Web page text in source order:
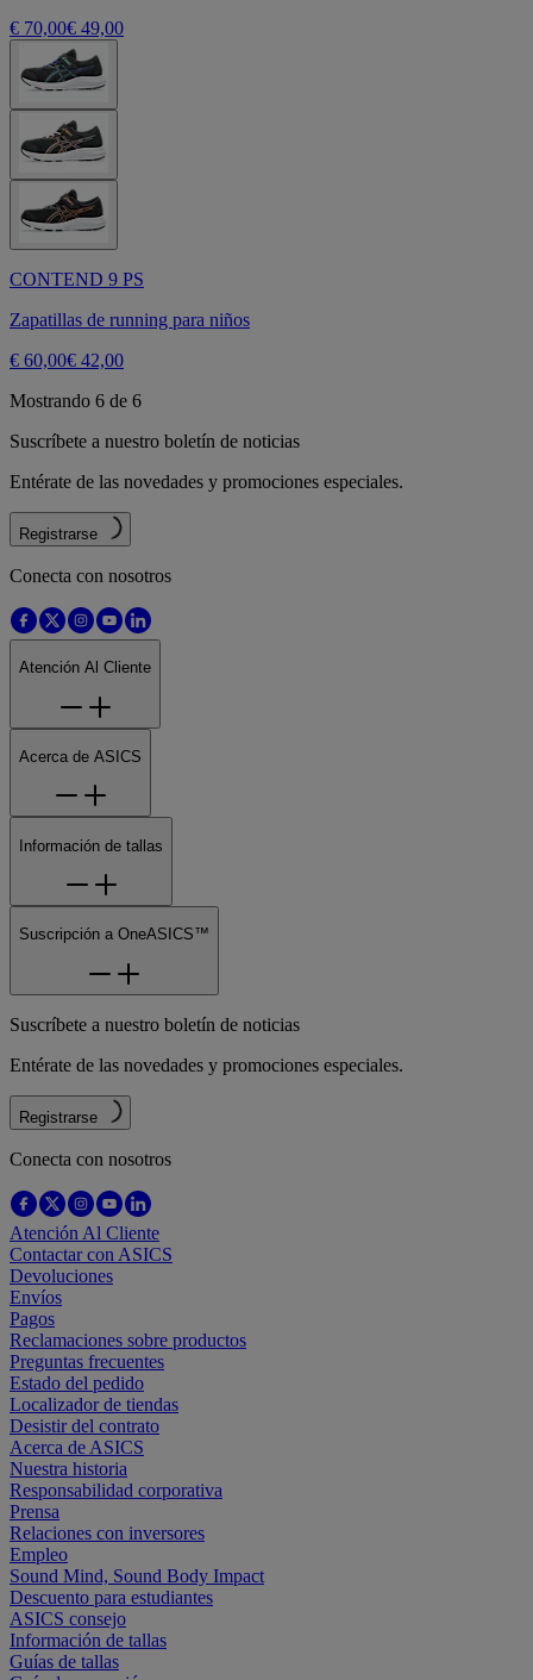
€ 70,00€ 49,00
CONTEND 9 PS
Zapatillas de running para niños
€ 60,00€ 42,00
Mostrando 6 de 6
Suscríbete a nuestro boletín de noticias
Entérate de las novedades y promociones especiales.
Registrarse
Conecta con nosotros
Atención Al Cliente
Acerca de ASICS
Información de tallas
Suscripción a OneASICS™
Suscríbete a nuestro boletín de noticias
Entérate de las novedades y promociones especiales.
Registrarse
Conecta con nosotros
Atención Al Cliente
Contactar con ASICS
Devoluciones
Envíos
Pagos
Reclamaciones sobre productos
Preguntas frecuentes
Estado del pedido
Localizador de tiendas
Desistir del contrato
Acerca de ASICS
Nuestra historia
Responsabilidad corporativa
Prensa
Relaciones con inversores
Empleo
Sound Mind, Sound Body Impact
Descuento para estudiantes
ASICS consejo
Información de tallas
Guías de tallas